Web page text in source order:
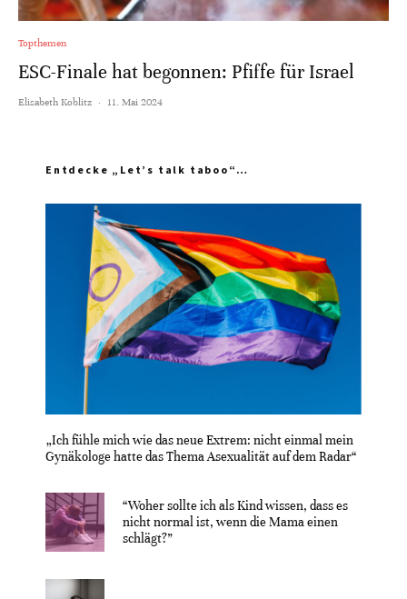
Topthemen
ESC-Finale hat begonnen: Pfiffe für Israel
Elisabeth Koblitz · 11. Mai 2024
Entdecke „Let’s talk taboo“…
„Ich fühle mich wie das neue Extrem: nicht einmal mein
Gynäkologe hatte das Thema Asexualität auf dem Radar“
“Woher sollte ich als Kind wissen, dass es
nicht normal ist, wenn die Mama einen
schlägt?”